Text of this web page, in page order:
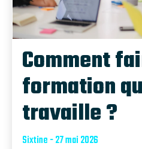
Comment
formation
travaille ?
Sixtine - 27 mai 2026